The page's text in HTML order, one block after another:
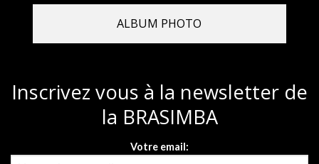
ALBUM PHOTO
Inscrivez vous à la newsletter de
la BRASIMBA
Votre email: